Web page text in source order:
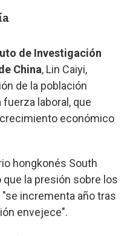
de Investigación
China, Lin Caiyi,
de la población
laboral, que
económico
hongkonés South
que la presión sobre los
incrementa año tras
envejece".